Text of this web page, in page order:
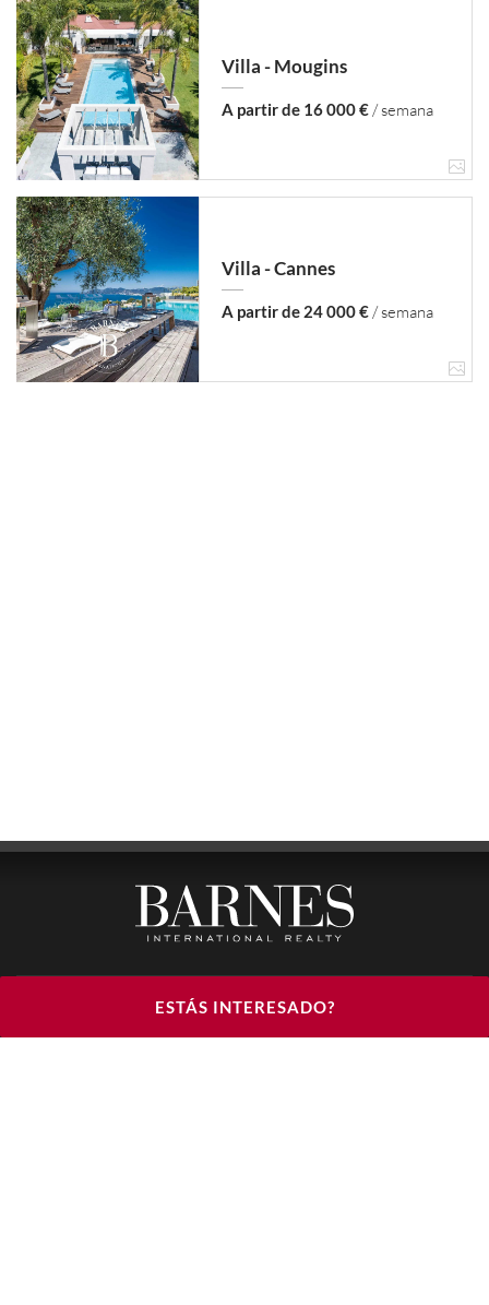
ESTÁS INTERESADO?
Villa - Mougins
A partir de 16 000 €/ semana
Villa - Cannes
A partir de 24 000 €/ semana
BARNES LUXURY RENTALS - HEAD OFFICE